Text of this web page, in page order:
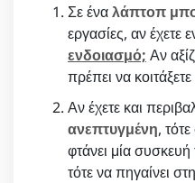
Σε έναλάπτοπ
εργασίες, αν έχετε
ενδοιασμό; Αν
πρέπει να
Αν έχετε και
ανεπτυγμένη,
φτάνει μία
τότε να πηγαίνει